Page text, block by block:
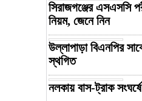
সিরাজগঞ্জের এসএসসি
নিয়ম, জেনে নিন
উল্লাপাড়া বিএনপির
স্থগিত
নলকায় বাস-ট্রাক